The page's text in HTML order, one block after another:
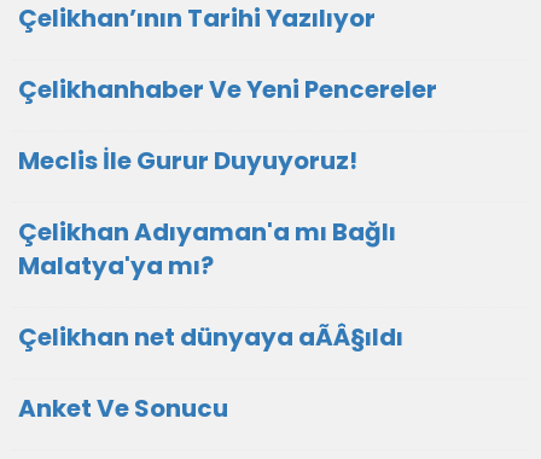
Çelikhan’ının Tarihi Yazılıyor
Çelikhanhaber Ve Yeni Pencereler
Meclis İle Gurur Duyuyoruz!
Çelikhan Adıyaman'a mı Bağlı
Malatya'ya mı?
Çelikhan net dünyaya aÃÂ§ıldı
Anket Ve Sonucu